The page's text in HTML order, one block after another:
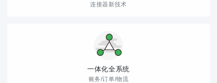
连接器新技术
一体化全系统
账务/订单/物流